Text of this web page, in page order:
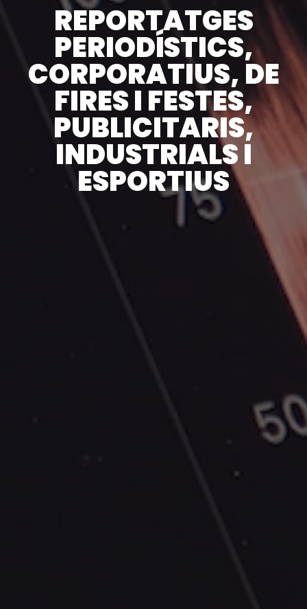
REPORTATGES
PERIODÍSTICS,
CORPORATIUS, DE
FIRES I FESTES,
PUBLICITARIS,
INDUSTRIALS I
ESPORTIUS